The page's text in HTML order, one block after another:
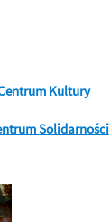
Kultury
Solidarności